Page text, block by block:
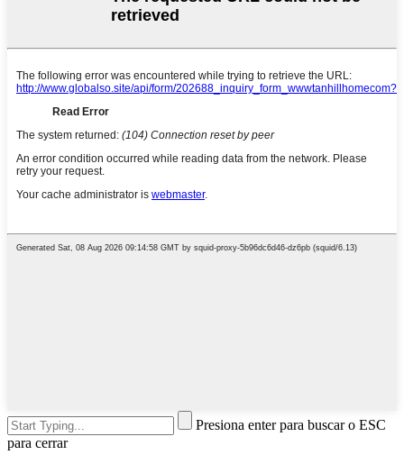
Presiona enter para buscar o ESC
para cerrar